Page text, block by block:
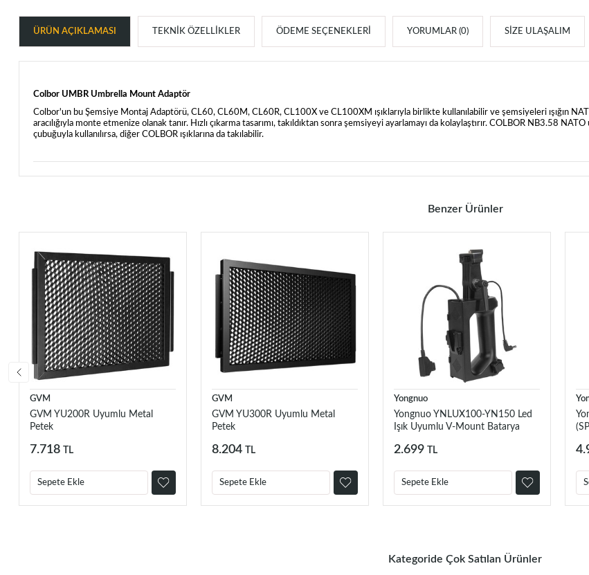
ÜRÜN AÇIKLAMASI TEKNIK ÖZELLIKLER ÖDEME SEÇENEKLERI YORUMLAR (0) SIZE ULAŞALIM
Colbor UMBR Umbrella Mount Adaptör
Colbor'un bu Şemsiye Montaj Adaptörü, CL60, CL60M, CL60R, CL100X ve CL100XM ışıklarıyla birlikte kullanılabilir ve şemsiyeleri ışığın
aracılığıyla monte etmenize olanak tanır. Hızlı çıkarma tasarımı, takıldıktan sonra şemsiyeyi ayarlamayı da kolaylaştırır. COLBOR NB3.58 NATO
çubuğuyla kullanılırsa, diğer COLBOR ışıklarına da takılabilir.
Benzer Ürünler
GVM
GVM YU200R Uyumlu Metal
Petek
7.718 TL
Sepete Ekle
GVM
GVM YU300R Uyumlu Metal
Petek
8.204 TL
Sepete Ekle
Yongnuo
Yongnuo YNLUX100-YN150 Led
Işık Uyumlu V-Mount Batarya
2.699 TL
Sepete Ekle
Kategoride Çok Satılan Ürünler